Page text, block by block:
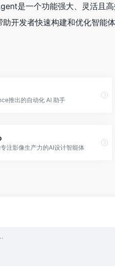
是一个功能强大、灵活且
开发者快速构建和优化智能体
推出的自动化 AI 助手
注影像生产力的AI设计智能体